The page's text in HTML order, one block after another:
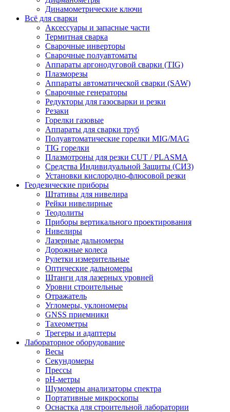
Динамометрические ключи
Всё для сварки
Аксессуары и запасные части
Термитная сварка
Сварочные инверторы
Сварочные полуавтоматы
Аппараты аргонодуговой сварки (TIG)
Плазморезы
Аппараты автоматической сварки (SAW)
Сварочные генераторы
Редукторы для газосварки и резки
Резаки
Горелки газовые
Аппараты для сварки труб
Полуавтоматические горелки MIG/MAG
TIG горелки
Плазмотроны для резки CUT / PLASMA
Средства Индивидуальной Защиты (СИЗ)
Установки кислородно-флюсовой резки
Геодезические приборы
Штативы для нивелира
Рейки нивелирные
Теодолиты
Приборы вертикального проектирования
Нивелиры
Лазерные дальномеры
Дорожные колеса
Рулетки измерительные
Оптические дальномеры
Штанги для лазерных уровней
Уровни строительные
Отражатель
Угломеры, уклономеры
GNSS приемники
Тахеометры
Трегеры и адаптеры
Лабораторное оборудование
Весы
Секундомеры
Прессы
pH-метры
Шумомеры анализаторы спектра
Портативные микроскопы
Оснастка для строительной лаборатории